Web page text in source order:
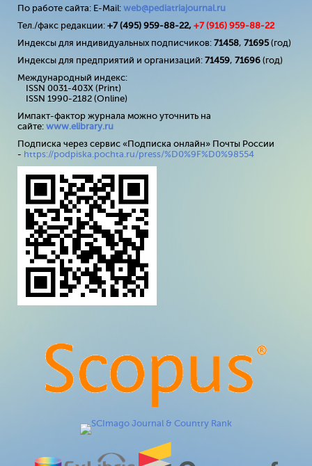
По работе сайта: E-Mail: web@pediatriajournal.ru
Тел./факс редакции: +7 (495) 959-88-22, +7 (916) 959-88-22
Индексы для индивидуальных подписчиков: 71458, 71695(год)
Индексы для предприятий и организаций: 71459, 71696 (год)
Международный индекс:
ISSN 0031-403X (Print)
ISSN 1990-2182 (Online)
Импакт-фактор журнала можно уточнить на
сайте: www.elibrary.ru
Подписка через сервис «Подписка онлайн» Почты России
- https://podpiska.pochta.ru/press/%D0%9F%D0%98554